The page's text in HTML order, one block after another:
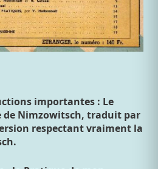
importantes : Le
de Nimzowitsch, traduit par
respectant vraiment la